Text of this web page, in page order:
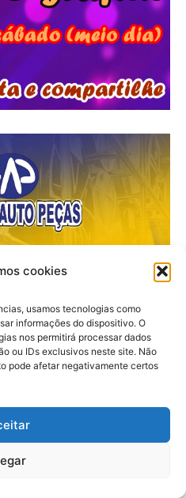
cookies
usamos tecnologias como
informações do dispositivo. O
nos permitirá processar dados
ou IDs exclusivos neste site. Não
pode afetar negativamente certos